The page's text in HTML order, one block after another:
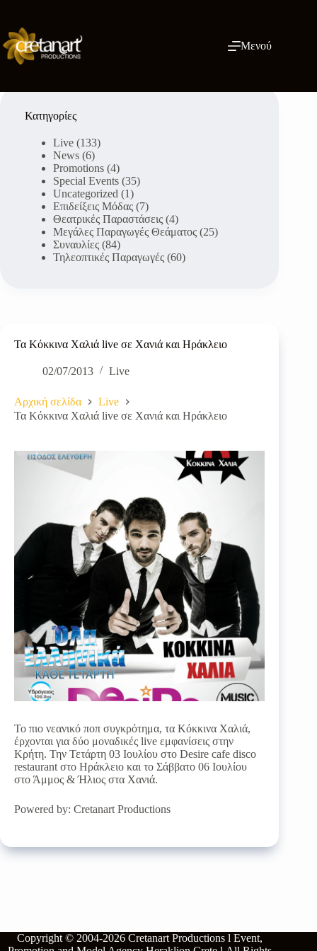
περιεχόμενο
Μενού
Τα Κόκκινα Χαλιά live σε Χανιά και Ηράκλειο
02/07/2013 Live
Αρχική σελίδα
Live
Τα Κόκκινα Χαλιά live σε Χανιά και Ηράκλειο
Το πιο νεανικό ποπ συγκρότημα, τα Κόκκινα Χαλιά,
έρχονται για δύο μοναδικές live εμφανίσεις στην
Κρήτη. Την Τετάρτη 03 Ιουλίου στο Desire cafe disco
restaurant στο Ηράκλειο και το Σάββατο 06 Ιουλίου
στο Άμμος & Ήλιος στα Χανιά.
Powered by: Cretanart Productions
Κατηγορίες
Live (133)
News (6)
Promotions (4)
Special Events (35)
Uncategorized (1)
Επιδείξεις Μόδας (7)
Θεατρικές Παραστάσεις (4)
Μεγάλες Παραγωγές Θεάματος (25)
Συναυλίες (84)
Τηλεοπτικές Παραγωγές (60)
Copyright © 2004-2026 Cretanart Productions l Event,